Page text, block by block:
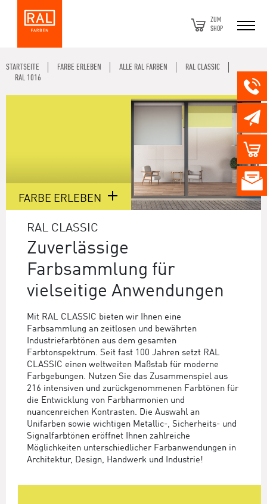
ZUM
SHOP
STARTSEITE FARBE ERLEBEN ALLE RAL FARBEN
RAL CLASSIC
RAL 1016
FARBE ERLEBEN
RAL CLASSIC
Zuverlässige
Farbsammlung für
vielseitige Anwendungen
Mit RAL CLASSIC bieten wir Ihnen eine
Farbsammlung an zeitlosen und bewährten
Industriefarbtönen aus dem gesamten
Farbtonspektrum. Seit fast 100 Jahren setzt RAL
CLASSIC einen weltweiten Maßstab für moderne
Farbgebungen. Nutzen Sie das Zusammenspiel aus
216 intensiven und zurückgenommenen Farbtönen für
die Entwicklung von Farbharmonien und
nuancenreichen Kontrasten. Die Auswahl an
Unifarben sowie wichtigen Metallic-, Sicherheits- und
Signalfarbtönen eröffnet Ihnen zahlreiche
Möglichkeiten unterschiedlicher Farbanwendungen in
Architektur, Design, Handwerk und Industrie!